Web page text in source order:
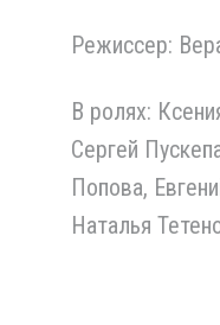
Режиссер:
В ролях:
Сергей
Попова,
Наталья